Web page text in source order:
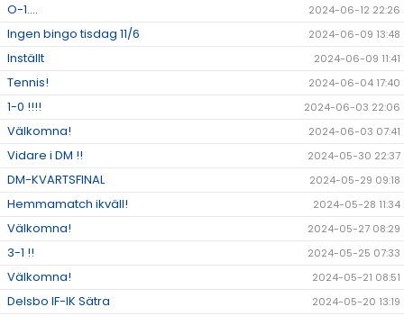
O-1.... 2024-06-12 22:26
Ingen bingo tisdag 11/6 2024-06-09 13:48
Inställt 2024-06-09 11:41
Tennis! 2024-06-04 17:40
1-0 !!!! 2024-06-03 22:06
Välkomna! 2024-06-03 07:41
Vidare i DM !! 2024-05-30 22:37
DM-KVARTSFINAL 2024-05-29 09:18
Hemmamatch ikväll! 2024-05-28 11:34
Välkomna! 2024-05-27 08:29
3-1 !! 2024-05-25 07:33
Välkomna! 2024-05-21 08:51
Delsbo IF-IK Sätra 2024-05-20 13:19